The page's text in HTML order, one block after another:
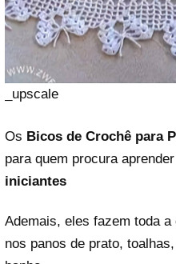
_upscale
Os Bicos de Crochê para
para quem procura
iniciantes
Ademais, eles fazem toda
nos panos de prato,